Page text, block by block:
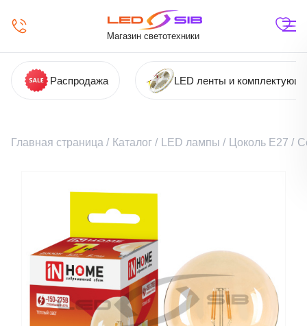
Магазин светотехники
Распродажа LED ленты и
Главная страница / Каталог / LED лампы / Цоколь Е27 /